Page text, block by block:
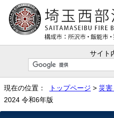
サイト
現在の位置： トップページ > 災
2024 令和6年版